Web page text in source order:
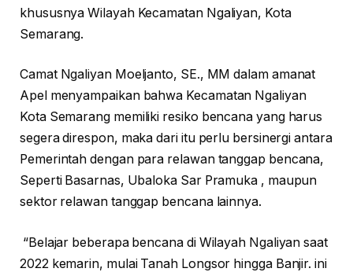
khususnya Wilayah Kecamatan Ngaliyan, Kota
Semarang.
Camat Ngaliyan Moeljanto, SE., MM dalam amanat
Apel menyampaikan bahwa Kecamatan Ngaliyan
Kota Semarang memiliki resiko bencana yang harus
segera direspon, maka dari itu perlu bersinergi antara
Pemerintah dengan para relawan tanggap bencana,
Seperti Basarnas, Ubaloka Sar Pramuka , maupun
sektor relawan tanggap bencana lainnya.
“Belajar beberapa bencana di Wilayah Ngaliyan saat
2022 kemarin, mulai Tanah Longsor hingga Banjir. ini